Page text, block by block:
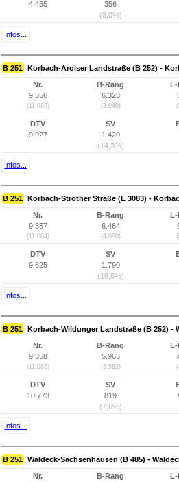
4.455
356
(8,0%)
Infos...
B 251 Korbach-Arolser Landstraße (B 252) -
Nr.
9.356
(11.083)
B-Rang
6.323
(3.940)
DTV
9.927
SV
1.420
(14,3%)
Infos...
B 251 Korbach-Strother Straße (L 3083) -
Nr.
9.357
(11.084)
B-Rang
6.464
(4.080)
DTV
9.625
SV
1.790
(18,6%)
Infos...
B 251 Korbach-Wildunger Landstraße (B 252) -
Nr.
9.358
(11.085)
B-Rang
5.963
(3.582)
DTV
10.773
SV
819
(7,6%)
Infos...
B 251 Waldeck-Sachsenhausen (B 485) -
Nr.
B-Rang